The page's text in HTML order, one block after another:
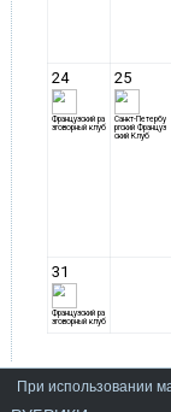
При использовании